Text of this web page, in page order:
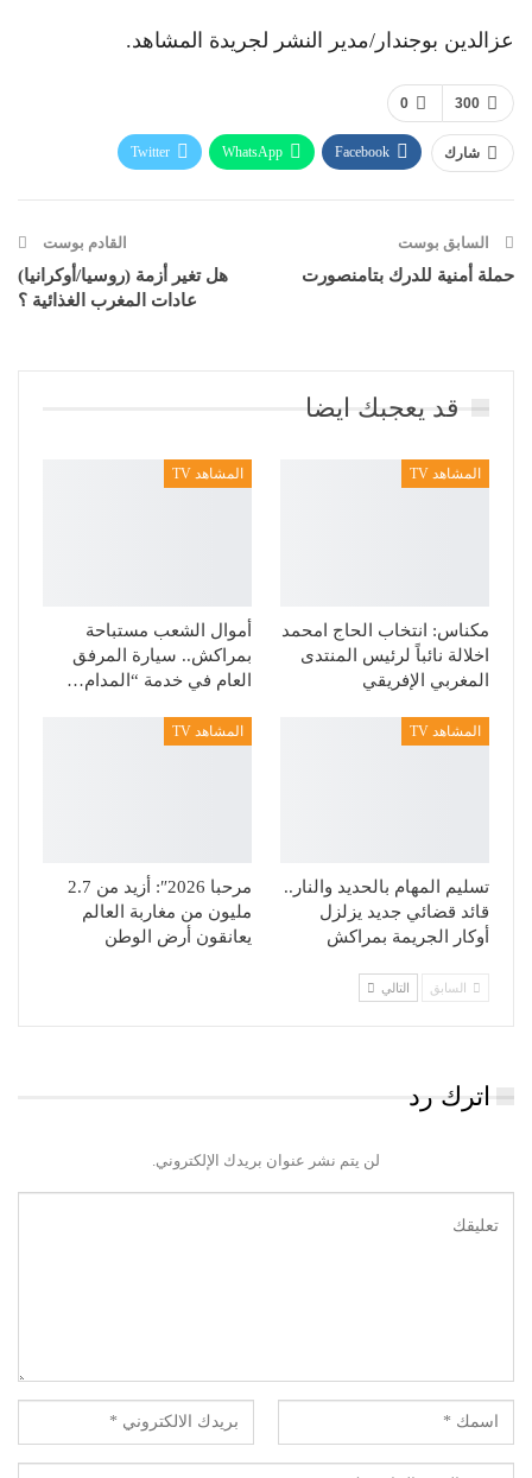
عزالدين بوجندار/مدير النشر لجريدة المشاهد.
0 300
شارك Facebook
WhatsApp
Twitter
السابق بوست
حملة أمنية للدرك بتامنصورت
القادم بوست
هل تغير أزمة (روسيا/أوكرانيا)
عادات المغرب الغذائية ؟
قد يعجبك ايضا
المشاهد TV
مكناس: انتخاب الحاج امحمد
اخلالة نائباً لرئيس المنتدى
المغربي الإفريقي
المشاهد TV
أموال الشعب مستباحة
بمراكش.. سيارة المرفق
العام في خدمة “المدام…
المشاهد TV
تسليم المهام بالحديد والنار..
قائد قضائي جديد يزلزل
أوكار الجريمة بمراكش
المشاهد TV
مرحبا 2026″: أزيد من 2.7
مليون من مغاربة العالم
يعانقون أرض الوطن
السابق التالي
اترك رد
لن يتم نشر عنوان بريدك الإلكتروني.